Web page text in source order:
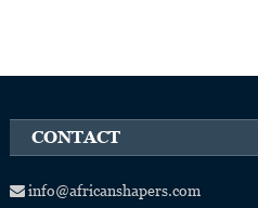
CONTACT
info@africanshapers.com